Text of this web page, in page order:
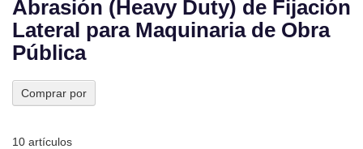
Abrasión (Heavy Duty) de Fijación
Lateral para Maquinaria de Obra
Pública
10 artículos
Comprar por